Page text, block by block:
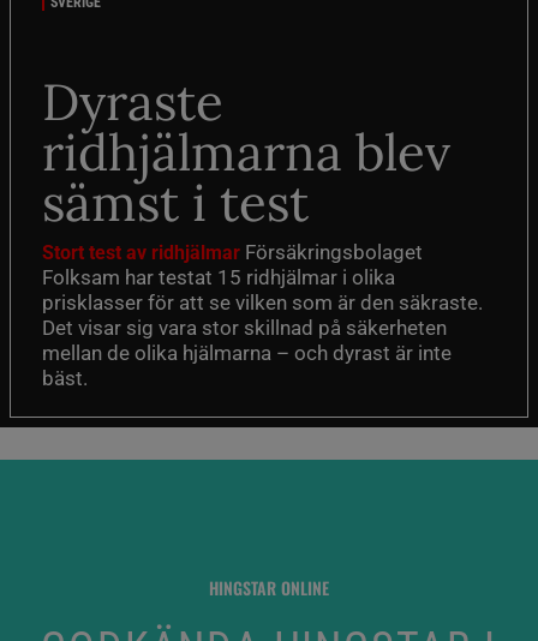
Dyraste
ridhjälmarna blev
sämst i test
Stort test av ridhjälmar Försäkringsbolaget
Folksam har testat 15 ridhjälmar i olika
prisklasser för att se vilken som är den säkraste.
Det visar sig vara stor skillnad på säkerheten
mellan de olika hjälmarna – och dyrast är inte
bäst.
HINGSTAR ONLINE